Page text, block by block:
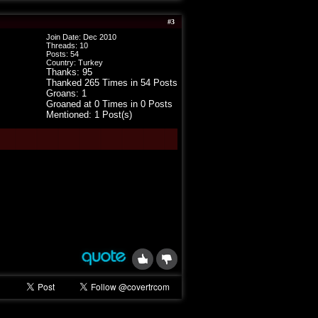
#3
Join Date: Dec 2010
Threads: 10
Posts: 54
Country: Turkey
Thanks: 95
Thanked 265 Times in 54 Posts
Groans: 1
Groaned at 0 Times in 0 Posts
Mentioned: 1 Post(s)